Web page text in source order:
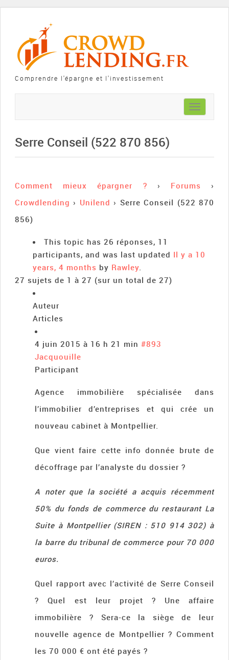
Comprendre l'épargne et l'investissement
Toggle
navigation
Serre Conseil (522 870 856)
Comment mieux épargner ? › Forums
›
Crowdlending › Unilend › Serre Conseil (522 870
856)
This topic has 26 réponses, 11
participants, and was last updated Il y a 10
years, 4 months by Rawley.
27 sujets de 1 à 27 (sur un total de 27)
Auteur
Articles
4 juin 2015 à 16 h 21 min #893
Jacquouille
Participant
Agence immobilière spécialisée dans
l’immobilier d’entreprises et qui crée un
nouveau cabinet à Montpellier.
Que vient faire cette info donnée brute de
décoffrage par l’analyste du dossier ?
A noter que la société a acquis récemment
50% du fonds de commerce du restaurant La
Suite à Montpellier (SIREN : 510 914 302) à
la barre du tribunal de commerce pour 70 000
euros.
Quel rapport avec l’activité de Serre Conseil
? Quel est leur projet ? Une affaire
immobilière ? Sera-ce la siège de leur
nouvelle agence de Montpellier ? Comment
les 70 000 € ont été payés ?